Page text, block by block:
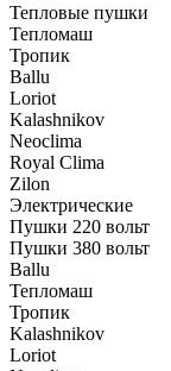
Тепловые пушки
Тепломаш
Тропик
Ballu
Loriot
Kalashnikov
Neoclima
Royal Clima
Zilon
Электрические
Пушки 220 вольт
Пушки 380 вольт
Ballu
Тепломаш
Тропик
Kalashnikov
Loriot